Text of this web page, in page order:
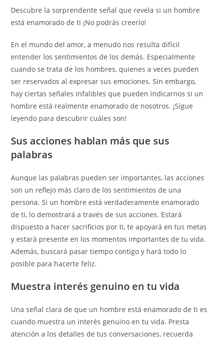
Descubre la sorprendente señal que revela si un hombre
está enamorado de ti ¡No podrás creerlo!
En el mundo del amor, a menudo nos resulta difícil
entender los sentimientos de los demás. Especialmente
cuando se trata de los hombres, quienes a veces pueden
ser reservados al expresar sus emociones. Sin embargo,
hay ciertas señales infalibles que pueden indicarnos si un
hombre está realmente enamorado de nosotros. ¡Sigue
leyendo para descubrir cuáles son!
Sus acciones hablan más que sus
palabras
Aunque las palabras pueden ser importantes, las acciones
son un reflejo más claro de los sentimientos de una
persona. Si un hombre está verdaderamente enamorado
de ti, lo demostrará a través de sus acciones. Estará
dispuesto a hacer sacrificios por ti, te apoyará en tus metas
y estará presente en los momentos importantes de tu vida.
Además, buscará pasar tiempo contigo y hará todo lo
posible para hacerte feliz.
Muestra interés genuino en tu vida
Una señal clara de que un hombre está enamorado de ti es
cuando muestra un interés genuino en tu vida. Presta
atención a los detalles de tus conversaciones, recuerda